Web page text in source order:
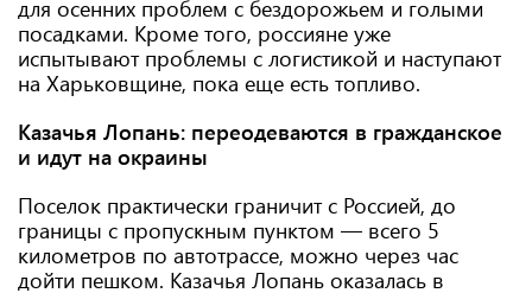
для осенних проблем с бездорожьем и голыми
посадками. Кроме того, россияне уже
испытывают проблемы с логистикой и наступают
на Харьковщине, пока еще есть топливо.
Казачья Лопань: переодеваются в гражданское
и идут на окраины
Поселок практически граничит с Россией, до
границы с пропускным пунктом — всего 5
километров по автотрассе, можно через час
дойти пешком. Казачья Лопань оказалась в